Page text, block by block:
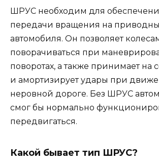
ШРУС необходим для
передачи вращения на
автомобиля. Он позволяет
поворачиваться при
поворотах, а также принимает на
и амортизирует удары при
неровной дороге. Без ШРУС
смог бы нормально
передвигаться.
Какой бывает тип ШРУС?